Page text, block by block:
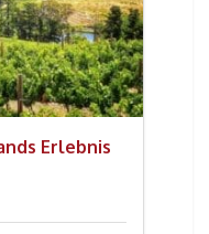
Erlebnis